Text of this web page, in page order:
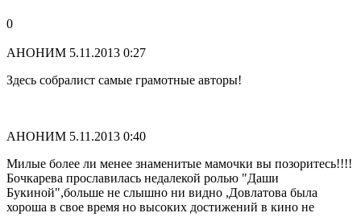
0
АНОНИМ 5.11.2013 0:27
Здесь собралист самые грамотные авторы!
АНОНИМ 5.11.2013 0:40
Милые более ли менее знаменитые мамочки вы позоритесь!!!!
Бочкарева прославилась недалекой ролью "Даши
Букиной",больше не слышно ни видно ,Довлатова была
хороша в свое время но высоких достижений в кино не